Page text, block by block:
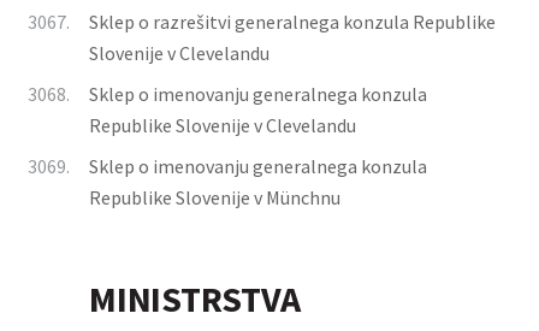
3067.
Sklep o razrešitvi generalnega konzula Republike
Slovenije v Clevelandu
3068.
Sklep o imenovanju generalnega konzula
Republike Slovenije v Clevelandu
3069.
Sklep o imenovanju generalnega konzula
Republike Slovenije v Münchnu
MINISTRSTVA